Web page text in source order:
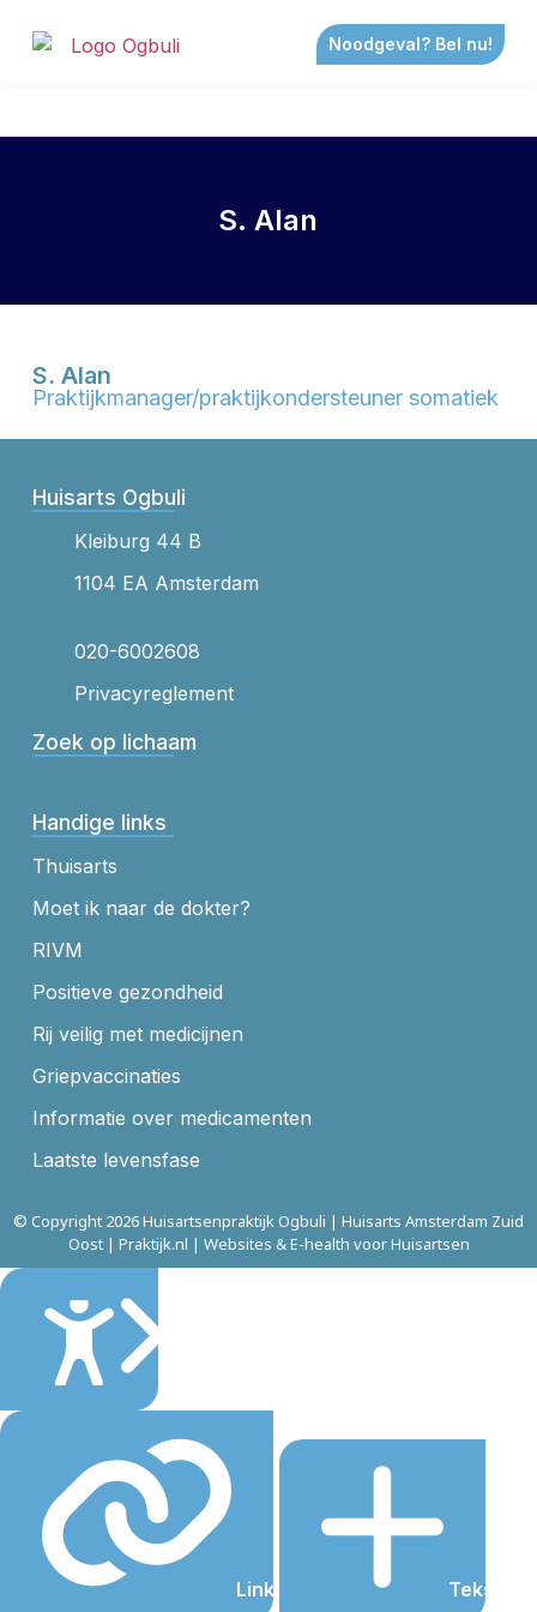
Noodgeval? Bel nu!
S. Alan
S. Alan
Praktijkmanager/praktijkondersteuner somatiek
Huisarts Ogbuli
Kleiburg 44 B
1104 EA Amsterdam
020-6002608
Privacyreglement
Zoek op lichaam
Handige links
Thuisarts
Moet ik naar de dokter?
RIVM
Positieve gezondheid
Rij veilig met medicijnen
Griepvaccinaties
Informatie over medicamenten
Laatste levensfase
© Copyright 2026 Huisartsenpraktijk Ogbuli | Huisarts Amsterdam Zuid
Oost | Praktijk.nl | Websites & E-health voor Huisartsen
Links onderstrepen Tekst